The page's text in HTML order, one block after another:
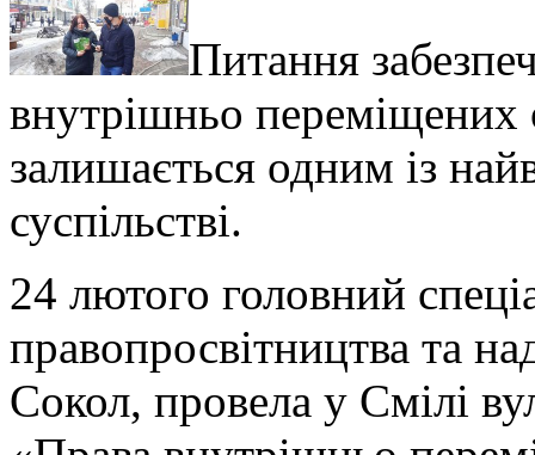
Питання
внутрішньо переміщених
залишається одним із
суспільстві.
24 лютого головний
правопросвітництва та
Сокол, провела у Смілі